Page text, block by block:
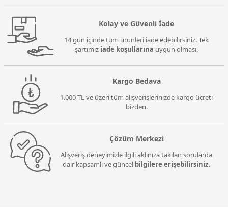
Kolay ve Güvenli İade
14 gün içinde tüm ürünleri iade edebilirsiniz. Tek
şartımız iade koşullarına uygun olması.
Kargo Bedava
1.000 TL ve üzeri tüm alışverişlerinizde kargo ücreti
bizden.
Çözüm Merkezi
Alışveriş deneyimizle ilgili aklınıza takılan sorularda
dair kapsamlı ve güncel bilgilere erişebilirsiniz.